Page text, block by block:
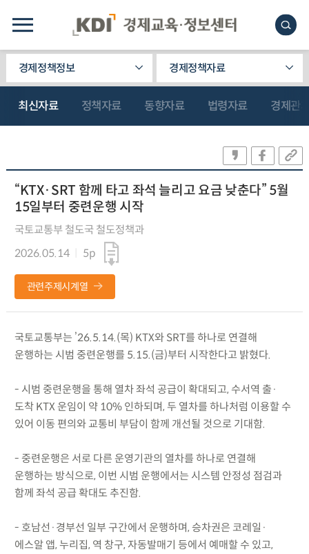
경제정책정보 경제정책자료
최신자료 정책자료 동향자료 법령자료 경제관
“KTX·SRT 함께 타고 좌석 늘리고 요금 낮춘다” 5월
15일부터 중련운행 시작
국토교통부 철도국 철도정책과
2026.05.14
5p
관련주제시계열
국토교통부는 ’26.5.14.(목) KTX와 SRT를 하나로 연결해
운행하는 시범 중련운행를 5.15.(금)부터 시작한다고 밝혔다.
- 시범 중련운행을 통해 열차 좌석 공급이 확대되고, 수서역 출·
도착 KTX 운임이 약 10% 인하되며, 두 열차를 하나처럼 이용할 수
있어 이동 편의와 교통비 부담이 함께 개선될 것으로 기대함.
- 중련운행은 서로 다른 운영기관의 열차를 하나로 연결해
운행하는 방식으로, 이번 시범 운행에서는 시스템 안정성 점검과
함께 좌석 공급 확대도 추진함.
- 호남선·경부선 일부 구간에서 운행하며, 승차권은 코레일·
에스알 앱, 누리집, 역 창구, 자동발매기 등에서 예매할 수 있고,